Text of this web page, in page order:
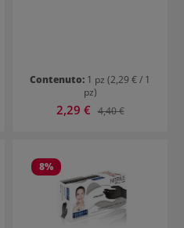
Contenuto: 1 pz (2,29 € / 1
pz)
Prezzo di vendita:
2,29 € Prezzo normale:
4,40 €
8%